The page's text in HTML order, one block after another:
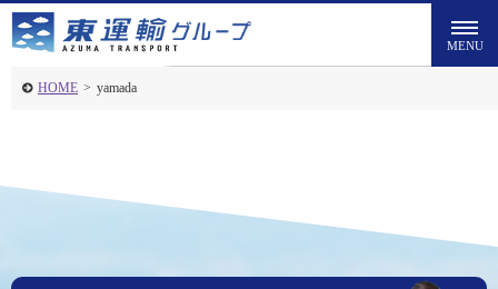
HOME > yamada